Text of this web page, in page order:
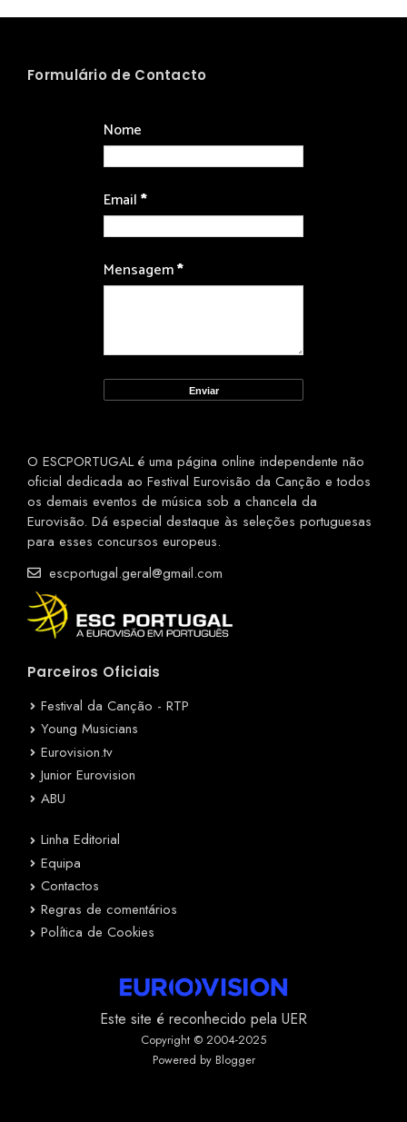
Formulário de Contacto
Nome
Email*
Mensagem*
O ESCPORTUGAL é uma página online independente não
oficial dedicada ao Festival Eurovisão da Canção e todos
os demais eventos de música sob a chancela da
Eurovisão. Dá especial destaque às seleções portuguesas
para esses concursos europeus.
escportugal.geral@gmail.com
Parceiros Oficiais
Festival da Canção - RTP
Young Musicians
Eurovision.tv
Junior Eurovision
ABU
Linha Editorial
Equipa
Contactos
Regras de comentários
Política de Cookies
Este site é reconhecido pela UER
Copyright © 2004-2025
Powered by Blogger